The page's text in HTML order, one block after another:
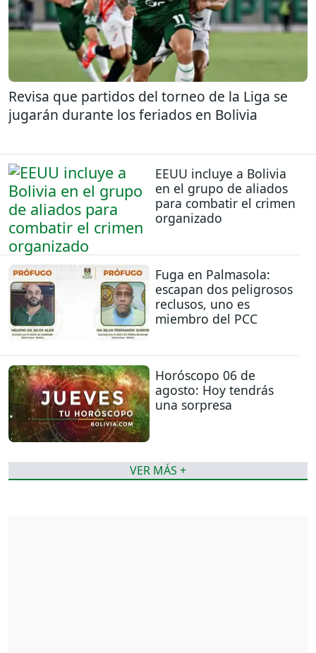
Revisa que partidos del torneo de la Liga se
jugarán durante los feriados en Bolivia
EEUU incluye a Bolivia
en el grupo de aliados
para combatir el crimen
organizado
Fuga en Palmasola:
escapan dos peligrosos
reclusos, uno es
miembro del PCC
Horóscopo 06 de
agosto: Hoy tendrás
una sorpresa
VER MÁS +